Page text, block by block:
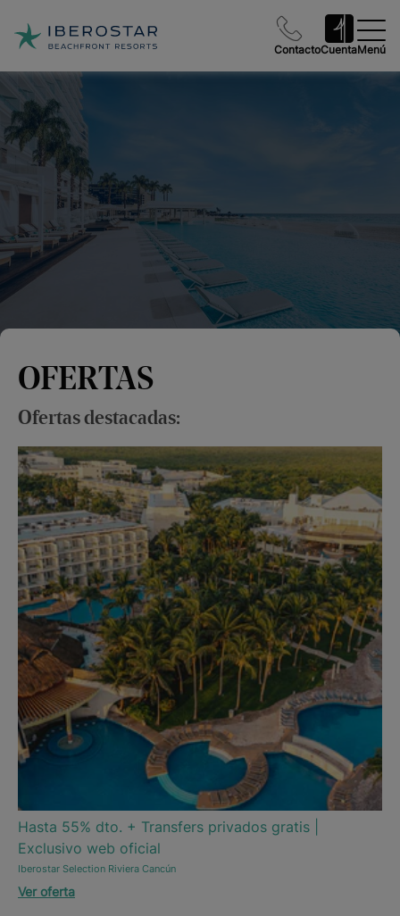
ContactoCuentaMenú
OFERTAS
Ofertas destacadas:
Hasta 55% dto. + Transfers privados gratis |
Exclusivo web oficial
Iberostar Selection Riviera Cancún
Ver oferta